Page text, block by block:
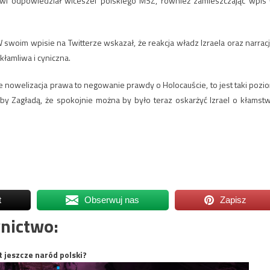
wpisie na Twitterze wskazał, że reakcja władz Izraela oraz
i cyniczna.
nowelizacja prawa to negowanie prawdy o Holocauście, to jest taki
Zagładą, że spokojnie można by było teraz oskarżyć Izrael o
Obserwuj nas Zapisz
jeszcze naród polski?